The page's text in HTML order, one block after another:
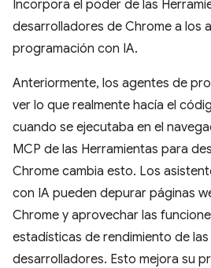
Incorpora el poder de las
desarrolladores de Chrome a los
programación con IA.
Anteriormente, los agentes de
ver lo que realmente hacía el
cuando se ejecutaba en el
MCP de las Herramientas para
Chrome cambia esto. Los
con IA pueden depurar páginas
Chrome y aprovechar las
estadísticas de rendimiento de
desarrolladores. Esto mejora su